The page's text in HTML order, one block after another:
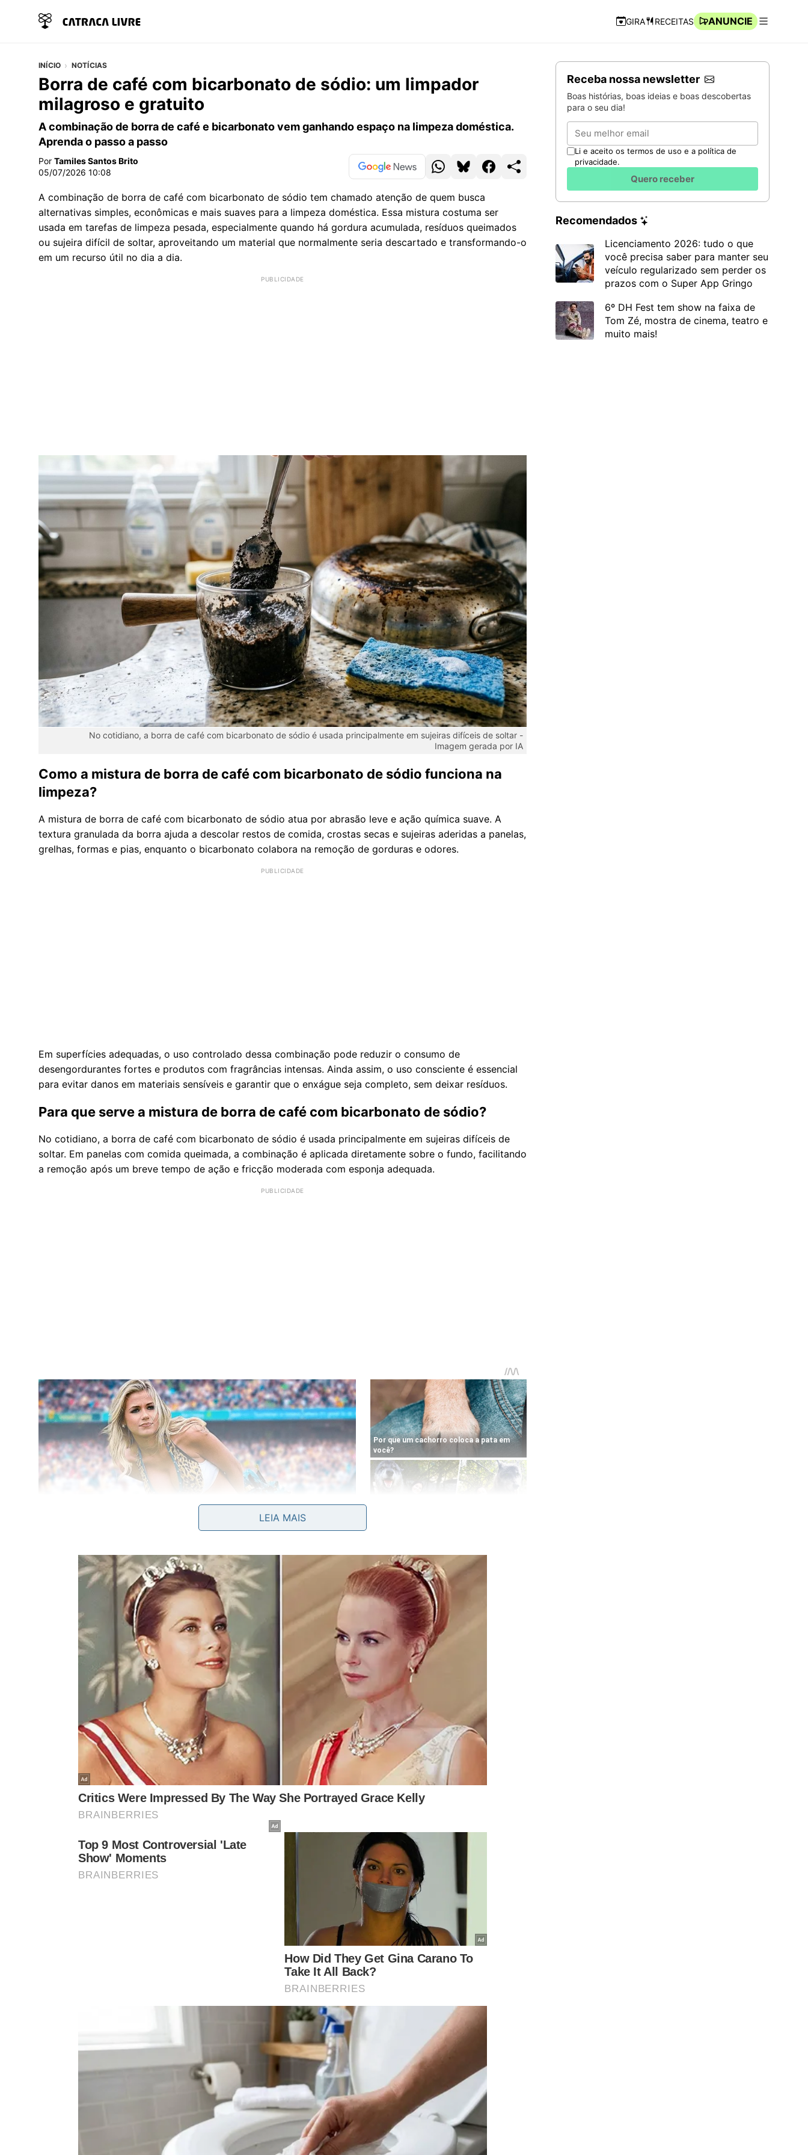
Navegação Rápida
GIRA RECEITAS
ANUNCIE
INÍCIO NOTÍCIAS
Borra de café com bicarbonato de sódio: um limpador
milagroso e gratuito
A combinação de borra de café e bicarbonato vem ganhando espaço na limpeza doméstica.
Aprenda o passo a passo
Por Tamiles Santos Brito
05/07/2026 10:08
A combinação de borra de café com bicarbonato de sódio tem chamado atenção de quem busca
alternativas simples, econômicas e mais suaves para a limpeza doméstica. Essa mistura costuma ser
usada em tarefas de limpeza pesada, especialmente quando há gordura acumulada, resíduos queimados
ou sujeira difícil de soltar, aproveitando um material que normalmente seria descartado e transformando-o
em um recurso útil no dia a dia.
No cotidiano, a borra de café com bicarbonato de sódio é usada principalmente em sujeiras difíceis de soltar -
Imagem gerada por IA
Como a mistura de borra de café com bicarbonato de sódio funciona na
limpeza?
A mistura de borra de café com bicarbonato de sódio atua por abrasão leve e ação química suave. A
textura granulada da borra ajuda a descolar restos de comida, crostas secas e sujeiras aderidas a panelas,
grelhas, formas e pias, enquanto o bicarbonato colabora na remoção de gorduras e odores.
Em superfícies adequadas, o uso controlado dessa combinação pode reduzir o consumo de
desengordurantes fortes e produtos com fragrâncias intensas. Ainda assim, o uso consciente é essencial
para evitar danos em materiais sensíveis e garantir que o enxágue seja completo, sem deixar resíduos.
Para que serve a mistura de borra de café com bicarbonato de sódio?
No cotidiano, a borra de café com bicarbonato de sódio é usada principalmente em sujeiras difíceis de
soltar. Em panelas com comida queimada, a combinação é aplicada diretamente sobre o fundo, facilitando
a remoção após um breve tempo de ação e fricção moderada com esponja adequada.
Além dos utensílios de cozinha, muitas pessoas aproveitam a mistura em diferentes pontos da casa,
sempre com movimentos suaves e enxágue abundante, como nos exemplos a seguir:
auxiliar na remoção de manchas de gordura e odores leves;
Fogões:
ajudar a soltar crostas metálicas ao redor dos queimadores;
Lixeiras:contribuir para neutralizar cheiros mais fortes;
Superfícies externas de panelas:recuperar o brilho em áreas engorduradas.
Veja como reaproveitar a borra de café com bicarbonato para limpar panelas, pias e outras áreas da casa sem
Como preparar e usar a mistura de borra de café com bicarbonato de
Para obter boa eficiência, a proporção entre os ingredientes deve ser equilibrada. Em geral, recomenda-se
misturar 2 partes de borra de café para 1 parte debicarbonato de sódio
, formando uma pasta úmida, com
, que não escorra com facilidade durante o uso.
LEIA MAIS
Receba nossa newsletter
Boas histórias, boas ideias e boas descobertas
para o seu dia!
Email
Li e aceito os termos de uso e a política de
privacidade.
Quero receber
Recomendados
Licenciamento 2026: tudo o que
você precisa saber para manter seu
veículo regularizado sem perder os
prazos com o Super App Gringo
6º DH Fest tem show na faixa de
Tom Zé, mostra de cinema, teatro e
muito mais!